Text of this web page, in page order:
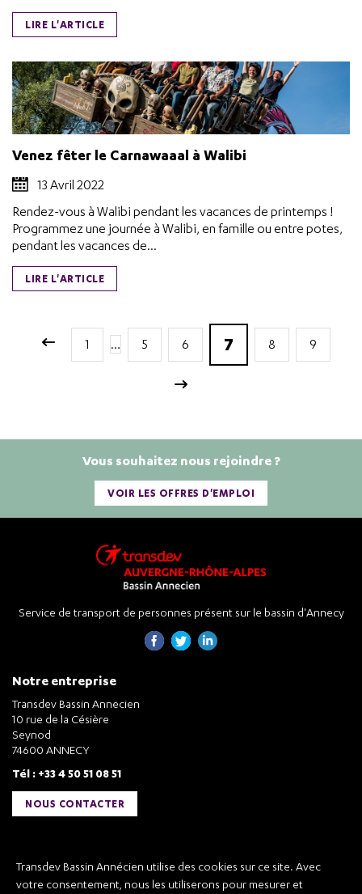
Transdev Bassin Annécien utilise des cookies sur ce site. Avec
votre consentement, nous les utiliserons pour mesurer et
LIRE L'ARTICLE
Venez fêter le Carnawaaal à Walibi
13 Avril 2022
Rendez-vous à Walibi pendant les vacances de printemps !
Programmez une journée à Walibi, en famille ou entre potes,
pendant les vacances de...
LIRE L'ARTICLE
1 … 5 6 7 8 9
Vous souhaitez nous rejoindre ?
VOIR LES OFFRES D'EMPLOI
Service de transport de personnes présent sur le bassin d'Annecy
Notre entreprise
Transdev Bassin Annecien
10 rue de la Césière
Seynod
74600 ANNECY
Tél : +33 4 50 51 08 51
NOUS CONTACTER
Transdev Bassin Annécien